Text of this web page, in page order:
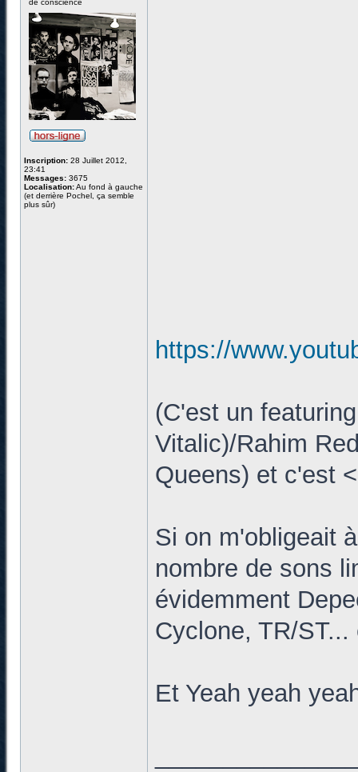
de conscience
Inscription: 28 Juillet 2012,
23:41
Messages: 3675
Localisation:Au fond à gauche
(et derrière Pochel, ça semble
plus sûr)
https://
(C'est un
Vitalic)/Rahim
Queens) et c'est
Si on m'obligeait
nombre de sons
évidemment
Cyclone, TR/
Et Yeah yeah